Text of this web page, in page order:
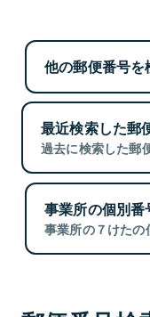
他の郵便番号を
最近検索した郵
過去に検索した郵
事業所の個別番
事業所の７けたの